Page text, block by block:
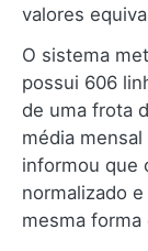
valores
O sistema
possui 606
de uma frota
média
informou que
normalizado
mesma forma